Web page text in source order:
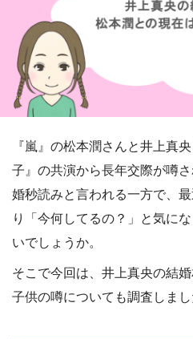
『嵐』の松本潤さんと井上真
子』の共演から長年交際が噂
婚秒読みと言われる一方で、
り「今何してるの？」と気に
いでしょうか。
そこで今回は、井上真央の結
子供の噂についても調査しまし